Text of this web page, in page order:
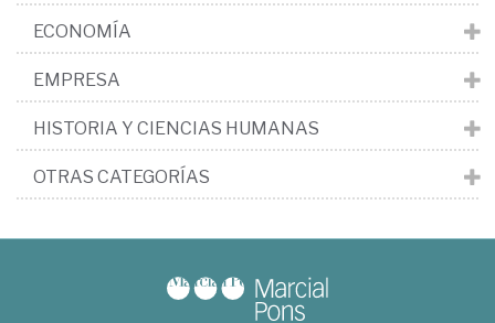
ECONOMÍA
EMPRESA
HISTORIA Y CIENCIAS HUMANAS
OTRAS CATEGORÍAS